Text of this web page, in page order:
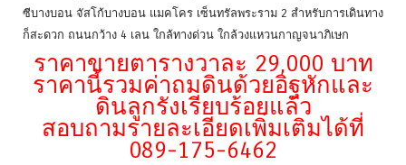
ซีบางบอน จัสโก้บางบอน แมคโคร เซ็นทรัลพระราม 2 สำหรับการเดินทาง
ก็สะดวก ถนนกว้าง 4 เลน ใกล้ทางด่วน ใกล้วงแหวนกาญจนาภิเษก
ราคาขายตารางวาละ 29,000 บาท
ราคานี้รวมค่าถมดินด้วยอิฐหักและ
ดินลูกรังเรียบร้อยแล้ว
สอบถามรายละเอียดเพิ่มเติมได้ที่
089-175-6462